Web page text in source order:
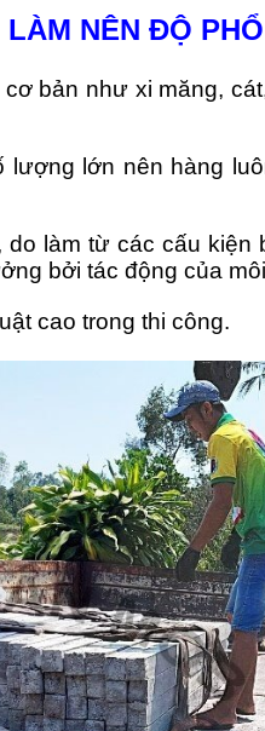
NÊN ĐỘ
bản như xi măng,
lớn nên hàng
do làm từ các cấu kiện
bởi tác động của
cao trong thi công.